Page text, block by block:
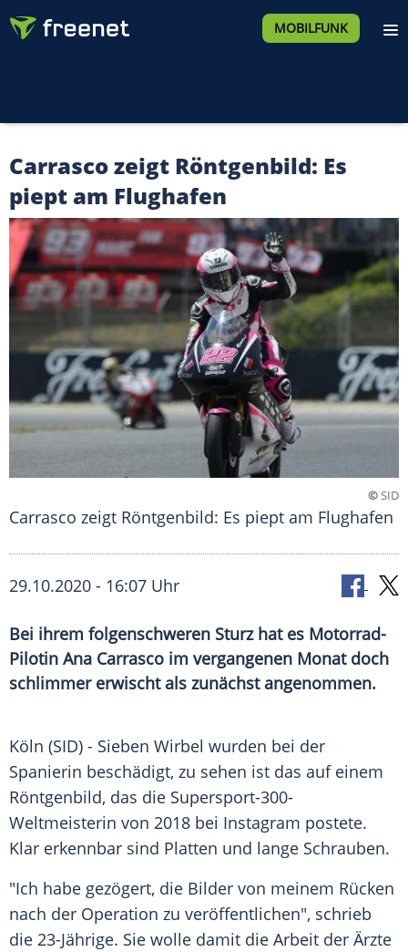
MOBILFUNK
Carrasco zeigt Röntgenbild: Es
piept am Flughafen
©SID
Carrasco zeigt Röntgenbild: Es piept am Flughafen
29.10.2020 - 16:07 Uhr
Bei ihrem folgenschweren Sturz hat es Motorrad-
Pilotin Ana Carrasco im vergangenen Monat doch
schlimmer erwischt als zunächst angenommen.
Köln (SID) - Sieben Wirbel wurden bei der
Spanierin beschädigt, zu sehen ist das auf einem
Röntgenbild, das die Supersport-300-
Weltmeisterin von 2018 bei Instagram postete.
Klar erkennbar sind Platten und lange Schrauben.
"Ich habe gezögert, die Bilder von meinem Rücken
nach der Operation zu veröffentlichen", schrieb
die 23-Jährige. Sie wolle damit die Arbeit der Ärzte